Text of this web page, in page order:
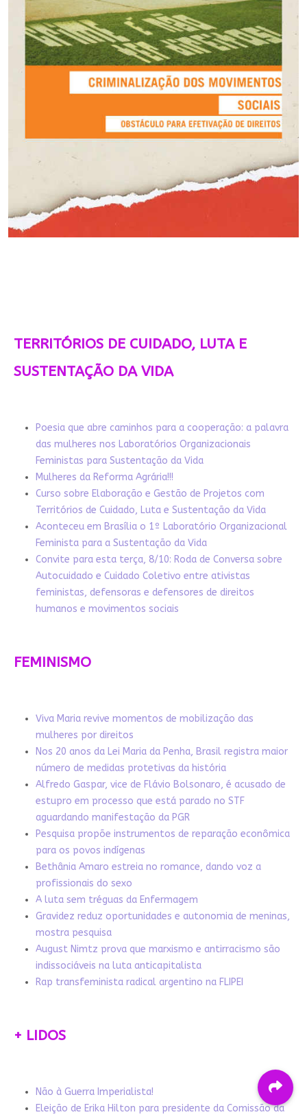
TERRITÓRIOS DE CUIDADO, LUTA E
SUSTENTAÇÃO DA VIDA
Poesia que abre caminhos para a cooperação: a palavra
das mulheres nos Laboratórios Organizacionais
Feministas para Sustentação da Vida
Mulheres da Reforma Agrária!!!
Curso sobre Elaboração e Gestão de Projetos com
Territórios de Cuidado, Luta e Sustentação da Vida
Aconteceu em Brasília o 1º Laboratório Organizacional
Feminista para a Sustentação da Vida
Convite para esta terça, 8/10: Roda de Conversa sobre
Autocuidado e Cuidado Coletivo entre ativistas
feministas, defensoras e defensores de direitos
humanos e movimentos sociais
FEMINISMO
Viva Maria revive momentos de mobilização das
mulheres por direitos
Nos 20 anos da Lei Maria da Penha, Brasil registra maior
número de medidas protetivas da história
Alfredo Gaspar, vice de Flávio Bolsonaro, é acusado de
estupro em processo que está parado no STF
aguardando manifestação da PGR
Pesquisa propõe instrumentos de reparação econômica
para os povos indígenas
Bethânia Amaro estreia no romance, dando voz a
profissionais do sexo
A luta sem tréguas da Enfermagem
Gravidez reduz oportunidades e autonomia de meninas,
mostra pesquisa
August Nimtz prova que marxismo e antirracismo são
indissociáveis na luta anticapitalista
Rap transfeminista radical argentino na FLIPEI
+ LIDOS
Não à Guerra Imperialista!
Eleição de Erika Hilton para presidente da Comissão da